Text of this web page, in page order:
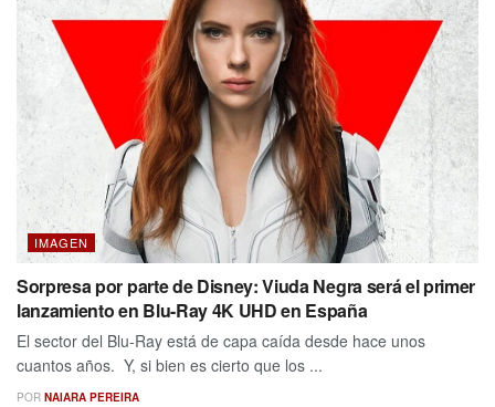
IMAGEN
Sorpresa por parte de Disney: Viuda Negra será el primer
lanzamiento en Blu-Ray 4K UHD en España
El sector del Blu-Ray está de capa caída desde hace unos
cuantos años. Y, si bien es cierto que los ...
POR NAIARA PEREIRA